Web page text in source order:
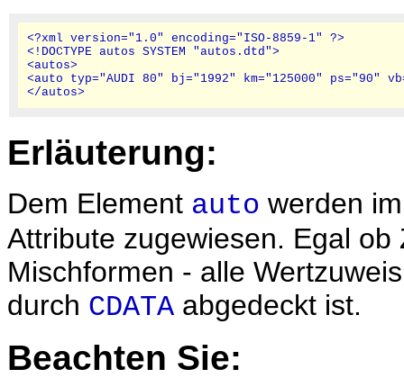
<?xml version="1.0" encoding="ISO-8859-1" ?>
<!DOCTYPE autos SYSTEM "autos.dtd">
<autos>
<auto typ="AUDI 80" bj="1992" km="125000" ps="90"
Erläuterung:
Dem Element auto werden
Attribute zugewiesen. Egal
Mischformen - alle
durch CDATA abgedeckt ist.
Beachten Sie: